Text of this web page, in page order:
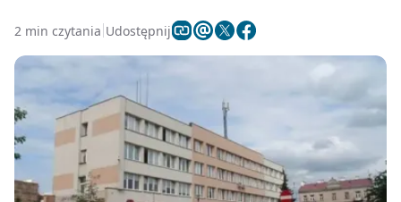
2 min czytania Udostępnij